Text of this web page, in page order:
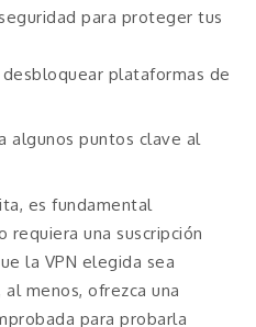
para proteger tus
plataformas de
algunos puntos clave al
es fundamental
requiera una suscripción
la VPN elegida sea
menos, ofrezca una
para probarla